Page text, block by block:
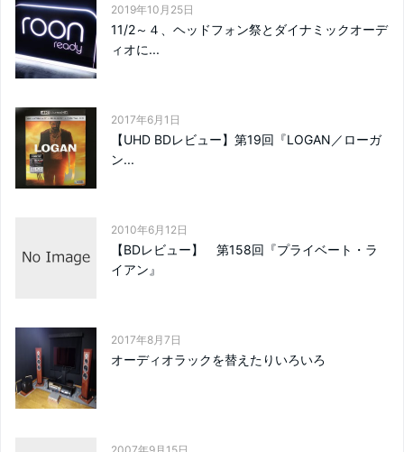
2019年10月25日
11/2～４、ヘッドフォン祭とダイナミックオーデ
ィオに...
2017年6月1日
【UHD BDレビュー】第19回『LOGAN／ローガ
ン...
2010年6月12日
【BDレビュー】 第158回『プライベート・ラ
イアン』
2017年8月7日
オーディオラックを替えたりいろいろ